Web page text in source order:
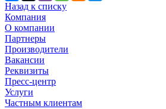
Назад к списку
Компания
О компании
Партнеры
Производители
Вакансии
Реквизиты
Пресс-центр
Услуги
Частным клиентам